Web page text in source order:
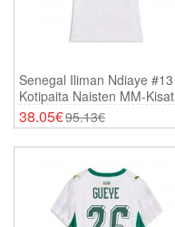
Senegal Iliman Ndiaye #13
Kotipaita Naisten MM-Kisat
2026 Lyhythihainen
38.05€95.13€